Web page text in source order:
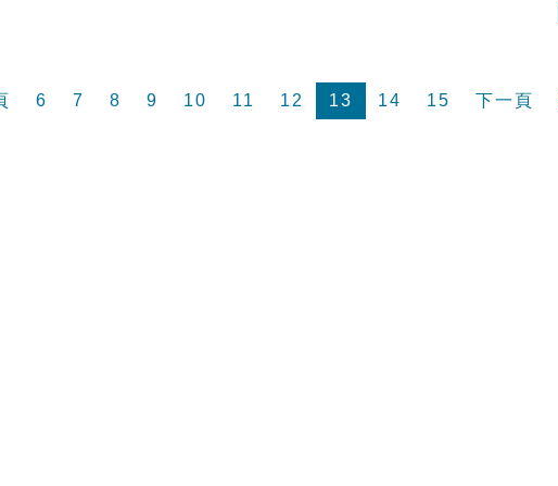
6 7 8 9 10 11 12 13 14 15 下一頁